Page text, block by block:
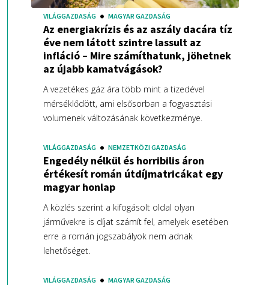
VILÁGGAZDASÁG MAGYAR GAZDASÁG
Az energiakrízis és az aszály dacára tíz
éve nem látott szintre lassult az
infláció – Mire számíthatunk, jöhetnek
az újabb kamatvágások?
A vezetékes gáz ára több mint a tizedével
mérséklődött, ami elsősorban a fogyasztási
volumenek változásának következménye.
VILÁGGAZDASÁG NEMZETKÖZI GAZDASÁG
Engedély nélkül és horribilis áron
értékesít román útdíjmatricákat egy
magyar honlap
A közlés szerint a kifogásolt oldal olyan
járművekre is díjat számít fel, amelyek esetében
erre a román jogszabályok nem adnak
lehetőséget.
VILÁGGAZDASÁG MAGYAR GAZDASÁG